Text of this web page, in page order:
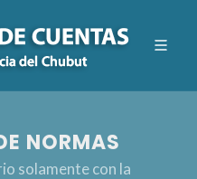
NORMAS
solamente con la